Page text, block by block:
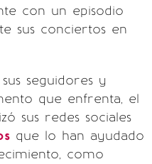
con un episodio
sus conciertos en
seguidores y
que enfrenta, el
sus redes sociales
que lo han ayudado
como